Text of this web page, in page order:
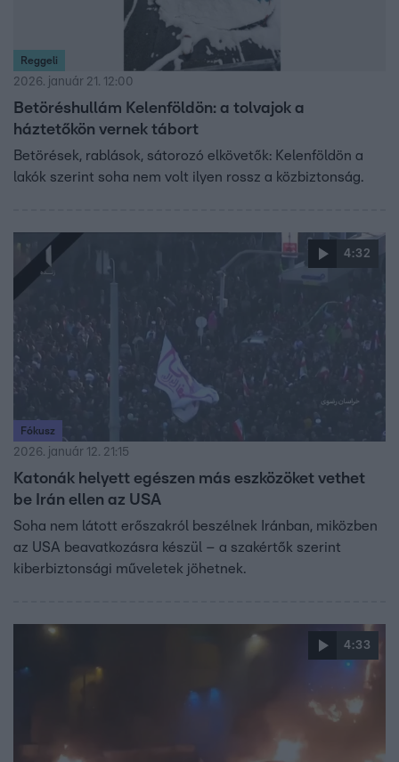
Reggeli
2026. január 21. 12:00
Betöréshullám Kelenföldön: a tolvajok a
háztetőkön vernek tábort
Betörések, rablások, sátorozó elkövetők: Kelenföldön a
lakók szerint soha nem volt ilyen rossz a közbiztonság.
4:32
Fókusz
2026. január 12. 21:15
Katonák helyett egészen más eszközöket vethet
be Irán ellen az USA
Soha nem látott erőszakról beszélnek Iránban, miközben
az USA beavatkozásra készül – a szakértők szerint
kiberbiztonsági műveletek jöhetnek.
4:33